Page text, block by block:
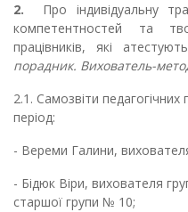
2.
Про індивідуальну
компетентностей та
працівників, які
порадник. Вихователь-
2.1. Самозвіти педагогічних
період:
- Вереми Галини,
- Бідюк Віри, вихователя
старшої групи № 10;